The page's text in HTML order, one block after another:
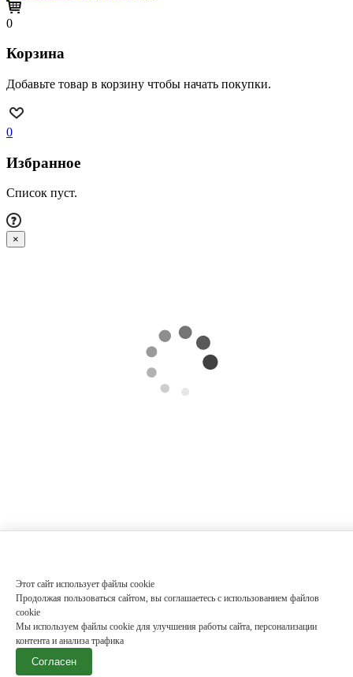
Этот сайт использует файлы cookie
Продолжая пользоваться сайтом, вы соглашаетесь с использованием файлов
cookie
Мы используем файлы cookie для улучшения работы сайта, персонализации
контента и анализа трафика
Согласен
0
Корзина
Добавьте товар в корзину чтобы начать покупки.
0
Избранное
Список пуст.
×